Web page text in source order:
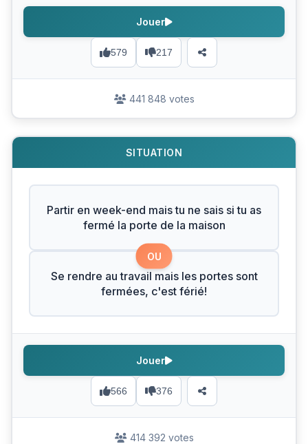
579 217
Jouer
441 848 votes
SITUATION
Partir en week-end mais tu ne sais si tu as
fermé la porte de la maison
OU
Se rendre au travail mais les portes sont
fermées, c'est férié!
566 376
Jouer
414 392 votes